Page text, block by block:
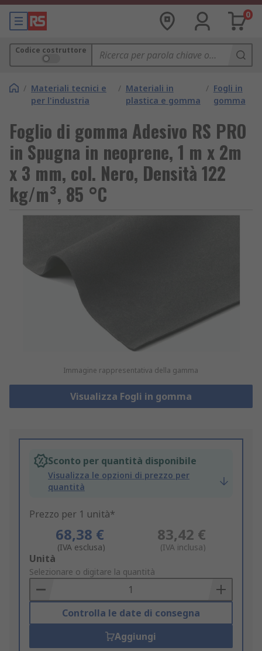
0
Codice costruttore
/ Materiali tecnici e
per l'industria
/ Materiali in
plastica e gomma
/ Fogli in
gomma
Foglio di gomma Adesivo RS PRO
in Spugna in neoprene, 1 m x 2m
x 3 mm, col. Nero, Densità 122
kg/m³, 85 °C
Immagine rappresentativa della gamma
Visualizza Fogli in gomma
Sconto per quantità disponibile
Visualizza le opzioni di prezzo per
quantità
Prezzo per 1 unità*
68,38 €
(IVA esclusa)
83,42 €
(IVA inclusa)
Add
to
Basket
Unità
Selezionare o digitare la quantità
Controlla le date di consegna
Aggiungi